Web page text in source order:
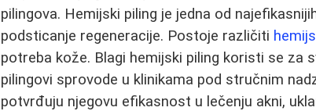
pilingova. Hemijski piling je jedna od
podsticanje regeneracije. Postoje različiti
potreba kože. Blagi hemijski piling koristi se za
pilingovi sprovode u klinikama pod stručnim
potvrđuju njegovu efikasnost u lečenju akni,